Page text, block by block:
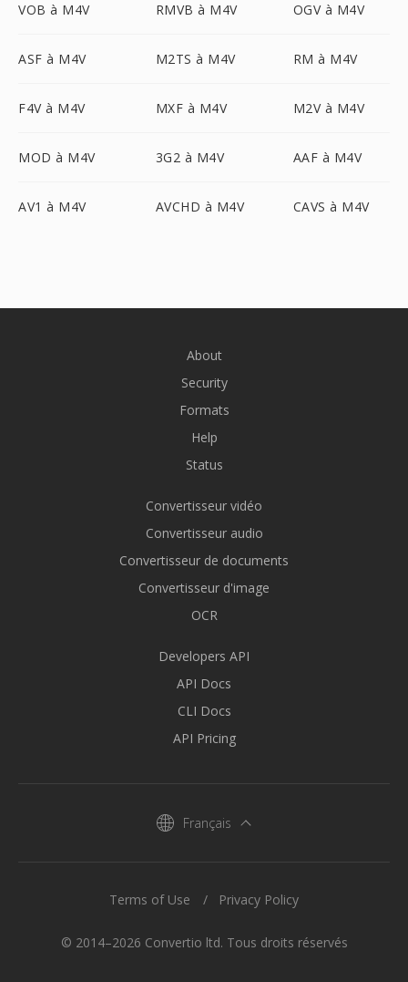
VOB à M4V RMVB à M4V OGV à M4V
ASF à M4V M2TS à M4V RM à M4V
F4V à M4V MXF à M4V M2V à M4V
MOD à M4V 3G2 à M4V AAF à M4V
AV1 à M4V AVCHD à M4V CAVS à M4V
About
Security
Formats
Help
Status
Convertisseur vidéo
Convertisseur audio
Convertisseur de documents
Convertisseur d'image
OCR
Developers API
API Docs
CLI Docs
API Pricing
Français
© 2014–2026 Convertio ltd. Tous droits réservés
Terms of Use Privacy Policy